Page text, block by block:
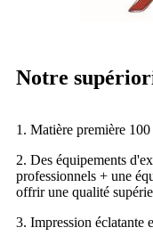
Notre
1. Matière première
2. Des équipements
professionnels + une
offrir une qualité
3. Impression éclatante